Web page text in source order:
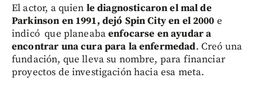
El actor, a quien le diagnosticaron el mal de
Parkinson en 1991, dejó Spin City en el 2000 e
indicó que planeabaenfocarse en ayudar a
encontrar una cura para la enfermedad. Creó una
fundación, que lleva su nombre, para financiar
proyectos de investigación hacia esa meta.